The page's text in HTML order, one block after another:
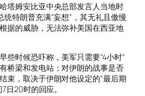
塔姆安比亚中央总部发言人当地时
统特朗普充满“妄想”，其无礼且傲慢
据的威胁，无法弥补美国在西亚地
时候恐吓称，美军只需要“4小时”
桥梁和发电站；对伊朗的战事是否
束，取决于伊朗对他设定的“最后期
日20时的回应。